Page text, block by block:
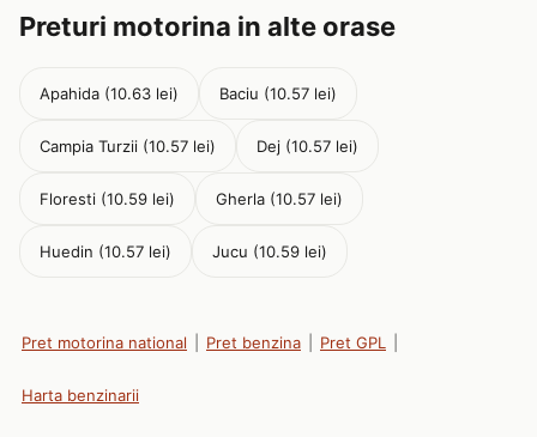
Preturi motorina in alte orase
Apahida (10.63 lei) Baciu (10.57 lei)
Campia Turzii (10.57 lei) Dej (10.57 lei)
Floresti (10.59 lei) Gherla (10.57 lei)
Huedin (10.57 lei) Jucu (10.59 lei)
Pret motorina national Pret benzina Pret GPL
Harta benzinarii